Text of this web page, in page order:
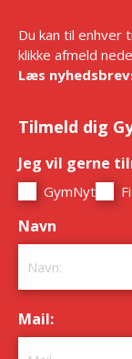
Du kan til enhver
klikke afmeld
Læs
Tilmeld dig
Jeg vil gerne
GymNyt
Navn
Mail: